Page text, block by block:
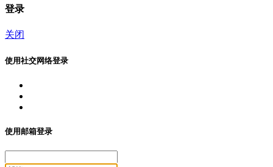
登录
关闭
使用社交网络登录
使用邮箱登录